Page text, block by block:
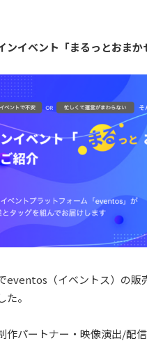
ンイベント「まるっとおまか
eventos（イベントス）の販
。
作パートナー・映像演出/配